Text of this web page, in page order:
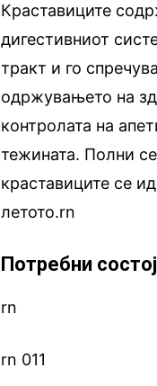
Краставиците
дигестивниот
тракт и го
одржувањето на
контролата на
тежината. Полни
краставиците се
летото.rn
Потребни
rn
rn 011